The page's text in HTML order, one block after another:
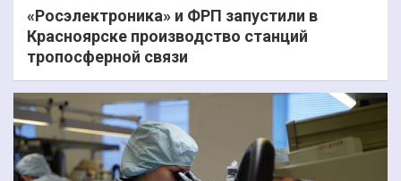
«Росэлектроника» и ФРП запустили в
Красноярске производство станций
тропосферной связи